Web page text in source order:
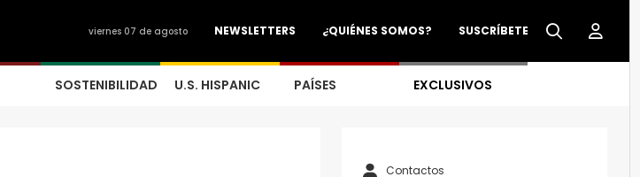
SUSCRÍBETE
¿QUIÉNES SOMOS?
NEWSLETTERS
viernes 07 de agosto
SOSTENIBILIDAD U.S. HISPANIC PAÍSES EXCLUSIVOS
Contactos